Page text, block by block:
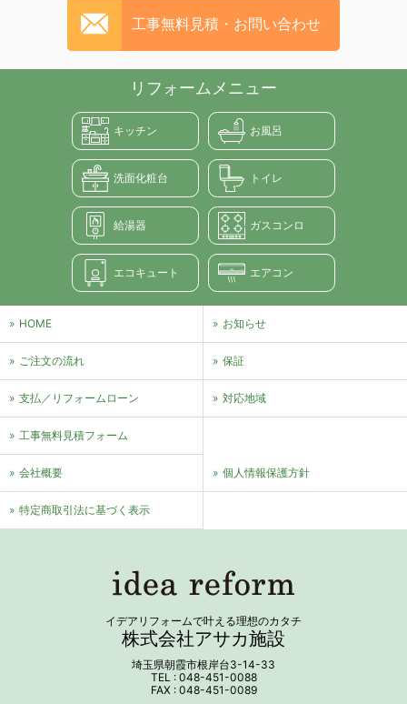
工事無料見積・お問い合わせ
イデアリフォームで叶える理想のカタチ
株式会社アサカ施設
埼玉県朝霞市根岸台3-14-33
TEL : 048-451-0088
FAX : 048-451-0089
リフォームメニュー
キッチン お風呂
洗面化粧台 トイレ
給湯器 ガスコンロ
エコキュート エアコン
HOME お知らせ
ご注文の流れ 保証
支払／リフォームローン 対応地域
⼯事無料⾒積フォーム
会社概要 個⼈情報保護⽅針
特定商取引法に基づく表⽰